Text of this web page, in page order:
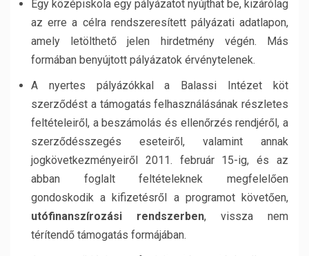
Egy középiskola egy pályázatot nyújthat be, kizárólag
az erre a célra rendszeresített pályázati adatlapon,
amely letölthető jelen hirdetmény végén. Más
formában benyújtott pályázatok érvénytelenek.
A nyertes pályázókkal a Balassi Intézet köt
szerződést a támogatás felhasználásának részletes
feltételeiről, a beszámolás és ellenőrzés rendjéről, a
szerződésszegés eseteiről, valamint annak
jogkövetkezményeiről 2011. február 15-ig, és az
abban foglalt feltételeknek megfelelően
gondoskodik a kifizetésről a programot követően,
utófinanszírozási rendszerben, vissza nem
térítendő támogatás formájában.